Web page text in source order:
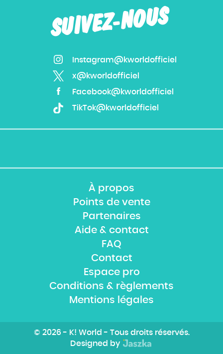
SUIVEZ-NOUS
Instagram@kworldofficiel
x@kworldofficiel
Facebook@kworldofficiel
TikTok@kworldofficiel
À propos
Points de vente
Partenaires
Aide & contact
FAQ
Contact
Espace pro
Conditions & règlements
Mentions légales
© 2026 - K! World - Tous droits réservés.
Designed by